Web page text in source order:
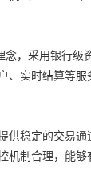
念，采用银行级
、实时结算等
供稳定的交易
机制合理，能